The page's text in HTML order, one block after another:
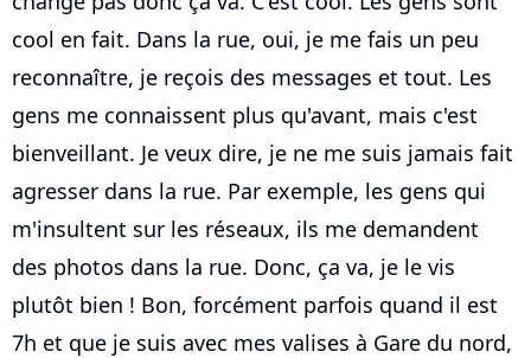
cool en fait. Dans la rue, oui, je me fais un peu
reconnaître, je reçois des messages et tout. Les
gens me connaissent plus qu'avant, mais c'est
bienveillant. Je veux dire, je ne me suis jamais fait
agresser dans la rue. Par exemple, les gens qui
m'insultent sur les réseaux, ils me demandent
des photos dans la rue. Donc, ça va, je le vis
plutôt bien ! Bon, forcément parfois quand il est
7h et que je suis avec mes valises à Gare du nord,